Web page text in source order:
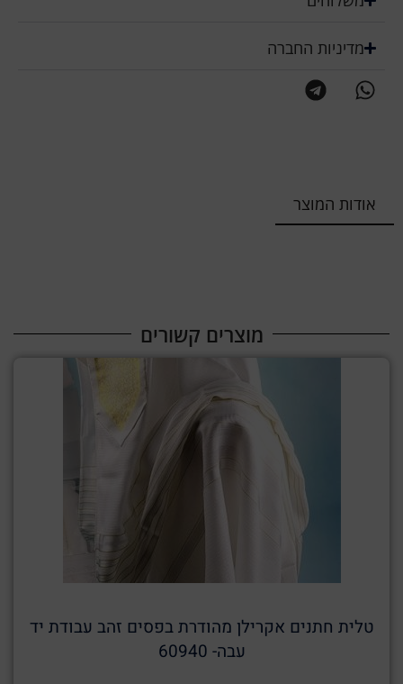
מדיניות החברה
אודות המוצר
מוצרים קשורים​
טלית חתנים אקרילן מהודרת בפסים זהב עבודת יד
עבה- 60940